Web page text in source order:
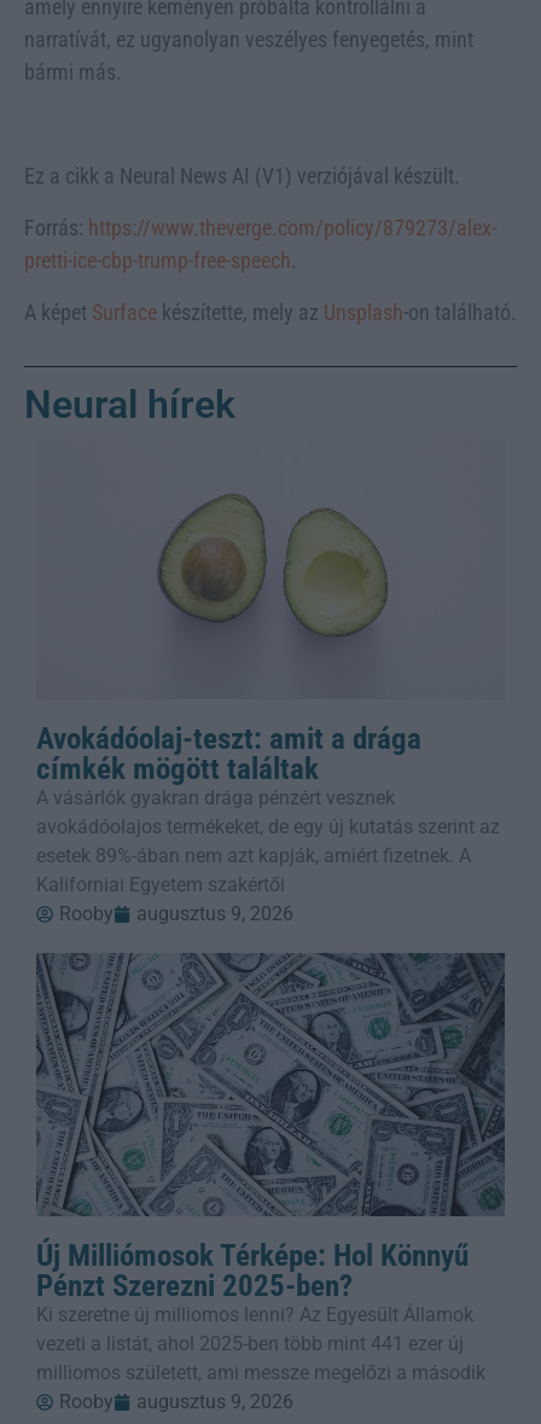
amely ennyire keményen próbálta kontrollálni a
narratívát, ez ugyanolyan veszélyes fenyegetés, mint
bármi más.
Ez a cikk a Neural News AI (V1) verziójával készült.
Forrás: https://www.theverge.com/policy/879273/alex-
pretti-ice-cbp-trump-free-speech.
A képet Surface készítette, mely az Unsplash-on található.
Neural hírek
Avokádóolaj-teszt: amit a drága
címkék mögött találtak
A vásárlók gyakran drága pénzért vesznek
avokádóolajos termékeket, de egy új kutatás szerint az
esetek 89%-ában nem azt kapják, amiért fizetnek. A
Kaliforniai Egyetem szakértői
Rooby
augusztus 9, 2026
Új Milliómosok Térképe: Hol Könnyű
Pénzt Szerezni 2025-ben?
Ki szeretne új milliomos lenni? Az Egyesült Államok
vezeti a listát, ahol 2025-ben több mint 441 ezer új
milliomos született, ami messze megelőzi a második
Rooby
augusztus 9, 2026